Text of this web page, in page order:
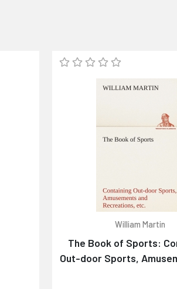
William Martin
The Book of Sports:
Out-door Sports,